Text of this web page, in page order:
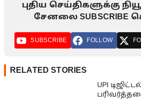
புதிய செய்திகளுக்கு
சேனலை SUBSCRIBE
SUBSCRIBE FOLLOW
RELATED STORIES
UPI